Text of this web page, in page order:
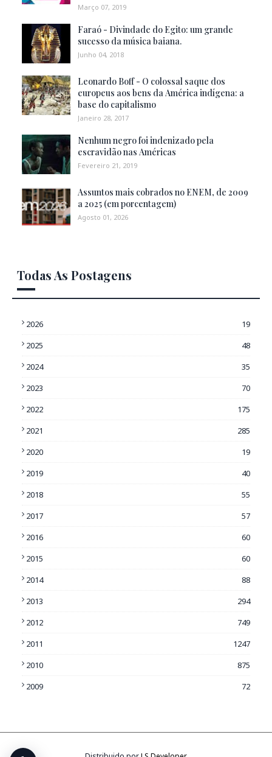
Março 07, 2019
Faraó - Divindade do Egito: um grande
sucesso da música baiana.
Junho 04, 2018
Leonardo Boff - O colossal saque dos
europeus aos bens da América indígena: a
base do capitalismo
Janeiro 28, 2017
Nenhum negro foi indenizado pela
escravidão nas Américas
Fevereiro 21, 2019
Assuntos mais cobrados no ENEM, de 2009
a 2025 (em porcentagem)
Agosto 01, 2026
Todas As Postagens
2026
19
2025
48
2024
35
2023
70
2022
175
2021
285
2020
19
2019
40
2018
55
2017
57
2016
60
2015
60
2014
88
2013
294
2012
749
2011
1247
2010
875
2009
72